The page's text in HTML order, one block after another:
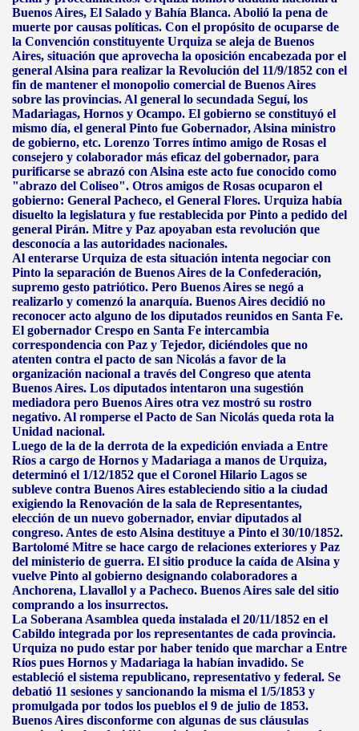
Buenos Aires, El Salado y Bahía Blanca. Abolió la pena de
muerte por causas políticas. Con el propósito de ocuparse de
la Convención constituyente Urquiza se aleja de Buenos
Aires, situación que aprovecha la oposición encabezada por el
general Alsina para realizar la Revolución del 11/9/1852 con el
fin de mantener el monopolio comercial de Buenos Aires
sobre las provincias. Al general lo secundada Seguí, los
Madariagas, Hornos y Ocampo. El gobierno se constituyó el
mismo día, el general Pinto fue Gobernador, Alsina ministro
de gobierno, etc. Lorenzo Torres íntimo amigo de Rosas el
consejero y colaborador más eficaz del gobernador, para
purificarse se abrazó con Alsina este acto fue conocido como
"abrazo del Coliseo". Otros amigos de Rosas ocuparon el
gobierno: General Pacheco, el General Flores. Urquiza había
disuelto la legislatura y fue restablecida por Pinto a pedido del
general Pirán. Mitre y Paz apoyaban esta revolución que
desconocía a las autoridades nacionales.
Al enterarse Urquiza de esta situación intenta negociar con
Pinto la separación de Buenos Aires de la Confederación,
supremo gesto patriótico. Pero Buenos Aires se negó a
realizarlo y comenzó la anarquía. Buenos Aires decidió no
reconocer acto alguno de los diputados reunidos en Santa Fe.
El gobernador Crespo en Santa Fe intercambia
correspondencia con Paz y Tejedor, diciéndoles que no
atenten contra el pacto de san Nicolás a favor de la
organización nacional a través del Congreso que atenta
Buenos Aires. Los diputados intentaron una sugestión
mediadora pero Buenos Aires otra vez mostró su rostro
negativo. Al romperse el Pacto de San Nicolás queda rota la
Unidad nacional.
Luego de la de la derrota de la expedición enviada a Entre
Ríos a cargo de Hornos y Madariaga a manos de Urquiza,
determinó el 1/12/1852 que el Coronel Hilario Lagos se
subleve contra Buenos Aires estableciendo sitio a la ciudad
exigiendo la Renovación de la sala de Representantes,
elección de un nuevo gobernador, enviar diputados al
congreso. Antes de esto Alsina destituye a Pinto el 30/10/1852.
Bartolomé Mitre se hace cargo de relaciones exteriores y Paz
del ministerio de guerra. El sitio produce la caída de Alsina y
vuelve Pinto al gobierno designando colaboradores a
Anchorena, Llavallol y a Pacheco. Buenos Aires sale del sitio
comprando a los insurrectos.
La Soberana Asamblea queda instalada el 20/11/1852 en el
Cabildo integrada por los representantes de cada provincia.
Urquiza no pudo estar por haber tenido que marchar a Entre
Ríos pues Hornos y Madariaga la habían invadido. Se
estableció el sistema republicano, representativo y federal. Se
debatió 11 sesiones y sancionando la misma el 1/5/1853 y
promulgada por todos los pueblos el 9 de julio de 1853.
Buenos Aires disconforme con algunas de sus cláusulas